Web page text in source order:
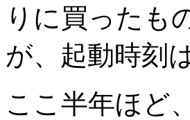
りに買ったも
が、起動時刻
ここ半年ほど